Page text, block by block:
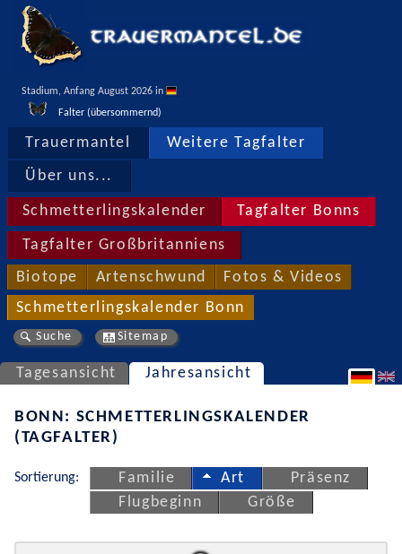
Stadium, Anfang August 2026 in
Falter (übersommernd)
Trauermantel Weitere Tagfalter
Über uns...
Schmetterlingskalender Tagfalter Bonns
Tagfalter Großbritanniens
Biotope Artenschwund Fotos & Videos
Schmetterlingskalender Bonn
Suche Sitemap
Tagesansicht Jahresansicht
BONN: SCHMETTERLINGSKALENDER
(TAGFALTER)
Sortierung: Familie Art
Präsenz
Flugbeginn
Größe